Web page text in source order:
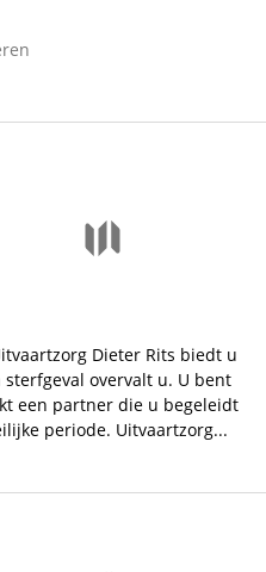
Dieter Rits biedt u
overvalt u. U bent
een partner die u begeleidt
periode. Uitvaartzorg...